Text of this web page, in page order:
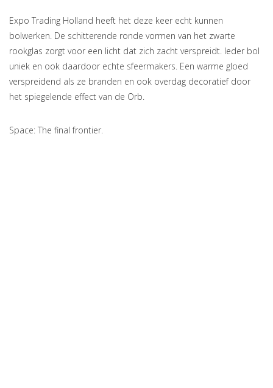
Expo Trading Holland heeft het deze keer echt kunnen
bolwerken. De schitterende ronde vormen van het zwarte
rookglas zorgt voor een licht dat zich zacht verspreidt. Ieder bol
uniek en ook daardoor echte sfeermakers. Een warme gloed
verspreidend als ze branden en ook overdag decoratief door
het spiegelende effect van de Orb.
Space: The final frontier.